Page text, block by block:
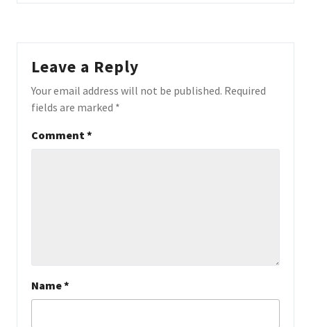
Leave a Reply
Your email address will not be published. Required
fields are marked *
Comment *
Name*